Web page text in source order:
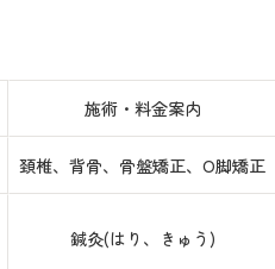
施術・料金案内
頚椎、背骨、骨盤矯正、O脚矯正
鍼灸(はり、きゅう)